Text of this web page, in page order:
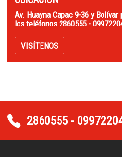
Av. Huayna Capac 9-36 y
los teléfonos 2860555 -
VISÍTENOS
2860555 -